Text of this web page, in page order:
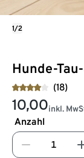
Hunde-
(18)
10,00inkl.
Anzahl
1/2